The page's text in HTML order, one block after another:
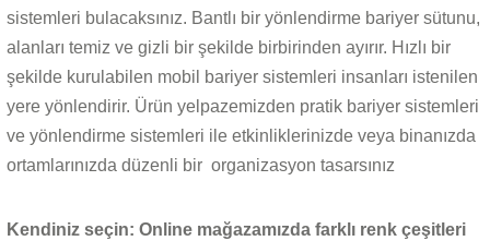
sistemleri bulacaksınız. Bantlı bir yönlendirme bariyer sütunu,
alanları temiz ve gizli bir şekilde birbirinden ayırır. Hızlı bir
şekilde kurulabilen mobil bariyer sistemleri insanları istenilen
yere yönlendirir. Ürün yelpazemizden pratik bariyer sistemleri
ve yönlendirme sistemleri ile etkinliklerinizde veya binanızda
ortamlarınızda düzenli bir organizasyon tasarsınız
Kendiniz seçin: Online mağazamızda farklı renk çeşitleri